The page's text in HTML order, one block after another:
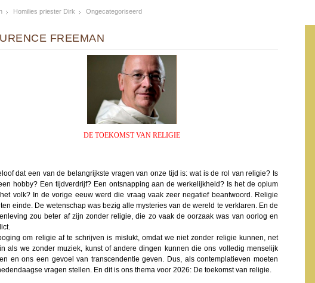
Homilies priester Dirk Ongecategoriseerd
FREEMAN
DE TOEKOMST VAN RELIGIE
dat een van de belangrijkste vragen van onze tijd is: wat is de rol van religie? Is
hobby? Een tijdverdrijf? Een ontsnapping aan de werkelijkheid? Is het de opium
volk? In de vorige eeuw werd die vraag vaak zeer negatief beantwoord. Religie
einde. De wetenschap was bezig alle mysteries van de wereld te verklaren. En de
zou beter af zijn zonder religie, die zo vaak de oorzaak was van oorlog en
om religie af te schrijven is mislukt, omdat we niet zonder religie kunnen, net
als we zonder muziek, kunst of andere dingen kunnen die ons volledig menselijk
en ons een gevoel van transcendentie geven. Dus, als contemplatieven moeten
vragen stellen. En dit is ons thema voor 2026: De toekomst van religie.